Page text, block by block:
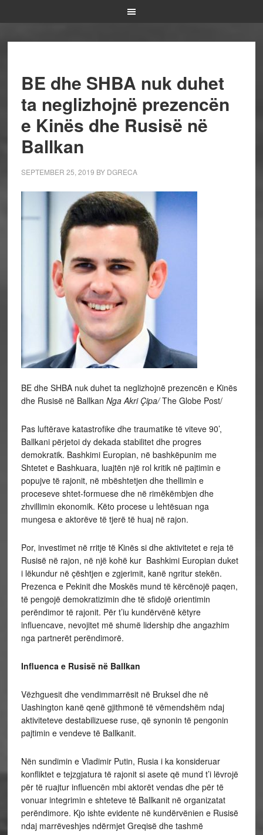
BE dhe SHBA nuk duhet
ta neglizhojnë prezencën
e Kinës dhe Rusisë në
Ballkan
SEPTEMBER 25, 2019 BY DGRECA
BE dhe SHBA nuk duhet ta neglizhojnë prezencën e Kinës
dhe Rusisë në Ballkan Nga Akri Çipa/The Globe Post/
Pas luftërave katastrofike dhe traumatike të viteve 90’,
Ballkani përjetoi dy dekada stabilitet dhe progres
demokratik. Bashkimi Europian, në bashkëpunim me
Shtetet e Bashkuara, luajtën një rol kritik në pajtimin e
popujve të rajonit, në mbështetjen dhe thellimin e
proceseve shtet-formuese dhe në rimëkëmbjen dhe
zhvillimin ekonomik. Këto procese u lehtësuan nga
mungesa e aktorëve të tjerë të huaj në rajon.
Por, investimet në rritje të Kinës si dhe aktivitetet e reja të
Rusisë në rajon, në një kohë kur Bashkimi Europian duket
i lëkundur në çështjen e zgjerimit, kanë ngritur stekën.
Prezenca e Pekinit dhe Moskës mund të kërcënojë paqen,
të pengojë demokratizimin dhe të sfidojë orientimin
perëndimor të rajonit. Për t’iu kundërvënë këtyre
influencave, nevojitet më shumë lidership dhe angazhim
nga partnerët perëndimorë.
Influenca e Rusisë në Ballkan
Vëzhguesit dhe vendimmarrësit në Bruksel dhe në
Uashington kanë qenë gjithmonë të vëmendshëm ndaj
aktiviteteve destabilizuese ruse, që synonin të pengonin
pajtimin e vendeve të Ballkanit.
Nën sundimin e Vladimir Putin, Rusia i ka konsideruar
konfliktet e tejzgjatura të rajonit si asete që mund t’i lëvrojë
për të ruajtur influencën mbi aktorët vendas dhe për të
vonuar integrimin e shteteve të Ballkanit në organizatat
perëndimore. Kjo ishte evidente në kundërvënien e Rusisë
ndaj marrëveshjes ndërmjet Greqisë dhe tashmë